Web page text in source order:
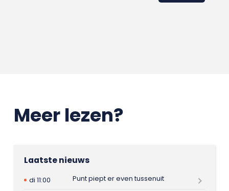
Meer lezen?
Laatste nieuws
di 11:00
Punt piept er even tussenuit